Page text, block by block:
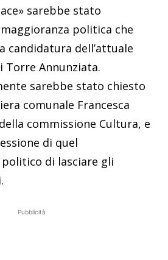
sarebbe stato
politica che
candidatura dell’attuale
Annunziata.
sarebbe stato chiesto
comunale Francesca
commissione Cultura, e
di quel
di lasciare gli
Pubblicità